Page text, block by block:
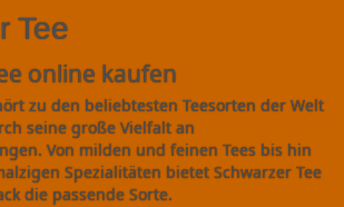
Tee
online kaufen
zu den beliebtesten Teesorten der Welt
seine große Vielfalt an
Von milden und feinen Tees bis hin
Spezialitäten bietet Schwarzer Tee
die passende Sorte.